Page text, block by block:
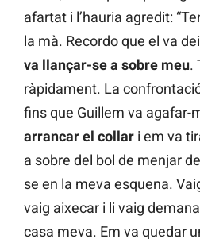
afartat i l’hauria agredit:
la mà. Recordo que el va
va llançar-se a sobre meu.
ràpidament. La
fins que Guillem va agafar-
arrancar el collar i em va
a sobre del bol de menjar
se en la meva esquena.
vaig aixecar i li vaig
casa meva. Em va quedar